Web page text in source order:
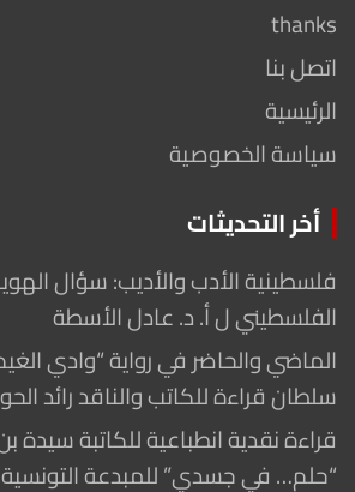
thanks
اتصل بنا
الرئيسية
سياسة الخصوصية
أخر التحديثات
فلسطينية الأدب والأديب: سؤال
الفلسطيني ل أ. د. عادل الأسطة
الماضي والحاضر في رواية “وادي
سلطان قراءة للكاتب والناقد رائد
قراءة نقدية انطباعية للكاتبة سيدة
“حلم… في جسدي” للمبدعة التونسية